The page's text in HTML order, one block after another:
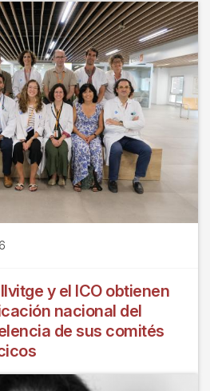
y el ICO obtienen
nacional del
de sus comités